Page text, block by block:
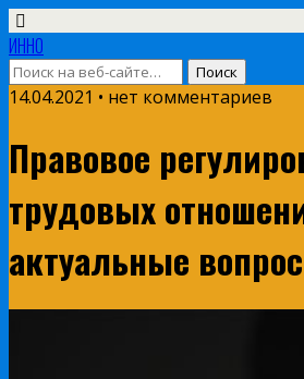
ИННО
14.04.2021 • нет комментариев
Правовое
трудовых
актуальные